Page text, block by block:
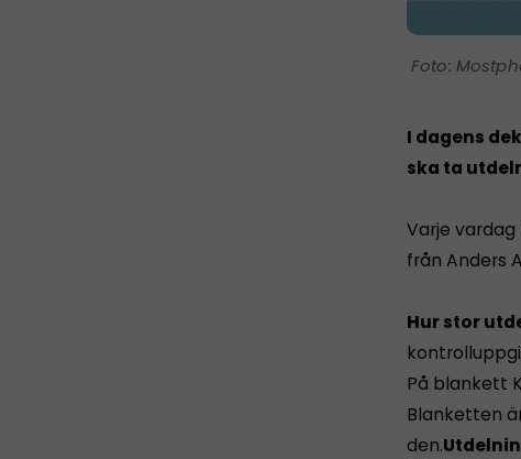
I dagens
ska ta
Varje
från Anders
Hur stor
På blankett
Blanketten
den.